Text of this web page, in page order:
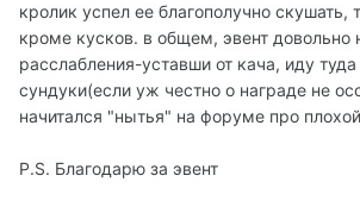
кролик успел ее благополучно скушать,
кроме кусков. в общем, эвент довольно
расслабления-уставши от кача, иду туда
сундуки(если уж честно о награде не
начитался "нытья" на форуме про
P.S. Благодарю за эвент